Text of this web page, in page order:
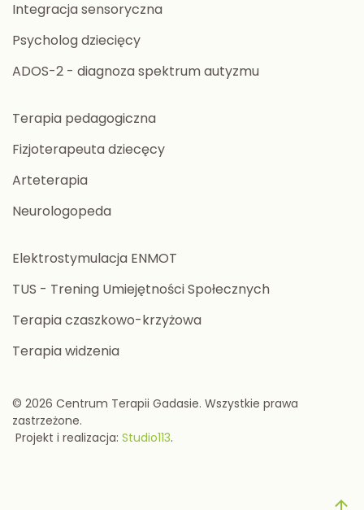
Integracja sensoryczna
Psycholog dziecięcy
ADOS-2 - diagnoza spektrum autyzmu
Terapia pedagogiczna
Fizjoterapeuta dziecęcy
Arteterapia
Neurologopeda
Elektrostymulacja ENMOT
TUS - Trening Umiejętności Społecznych
Terapia czaszkowo-krzyżowa
Terapia widzenia
© 2026 Centrum Terapii Gadasie. Wszystkie prawa
zastrzeżone.
Projekt i realizacja: Studio113.